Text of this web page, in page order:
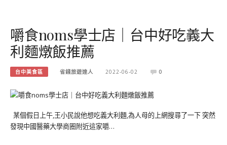
嚼食noms學士店｜台中好吃義大
利麵燉飯推薦
台中美食區 省錢旅遊達人 2022-06-02 0
某個假日上午,王小民說他想吃義大利麵,為人母的上網搜尋了一下 突然
發現中國醫藥大學商圈附近這家嚼…